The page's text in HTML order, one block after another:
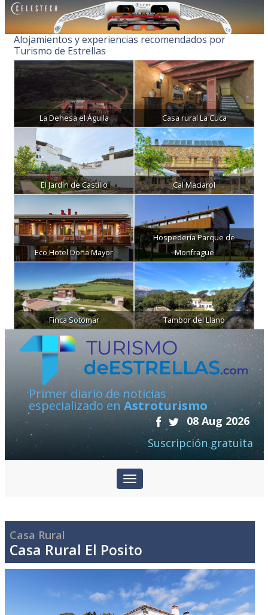
Alojamientos y experiencias recomendados por
Turismo de Estrellas
La Dehesa el Águila Casa rural La Cuca
El Jardín de Castillo Cal Maciarol
Eco Hotel Doña Mayor
Hospedería Parque de
Monfragüe
Finca Sotomar Tambor del Llano
Primer diario de noticias
especializado en Astroturismo
08 Aug 2026
Suscripción gratuita
Casa Rural
Casa Rural El Posito